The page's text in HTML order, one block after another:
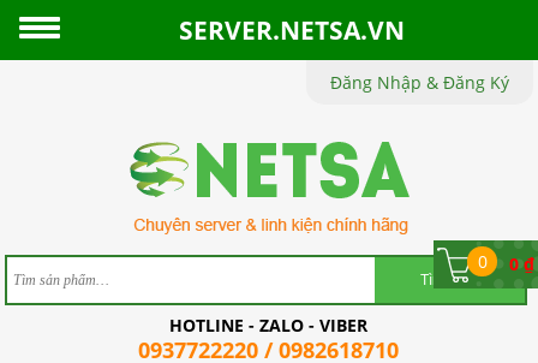
SERVER.NETSA.VN
Đăng Nhập & Đăng Ký
HOTLINE - ZALO - VIBER
0937722220 / 0982618710
SẢN
0 0 ₫